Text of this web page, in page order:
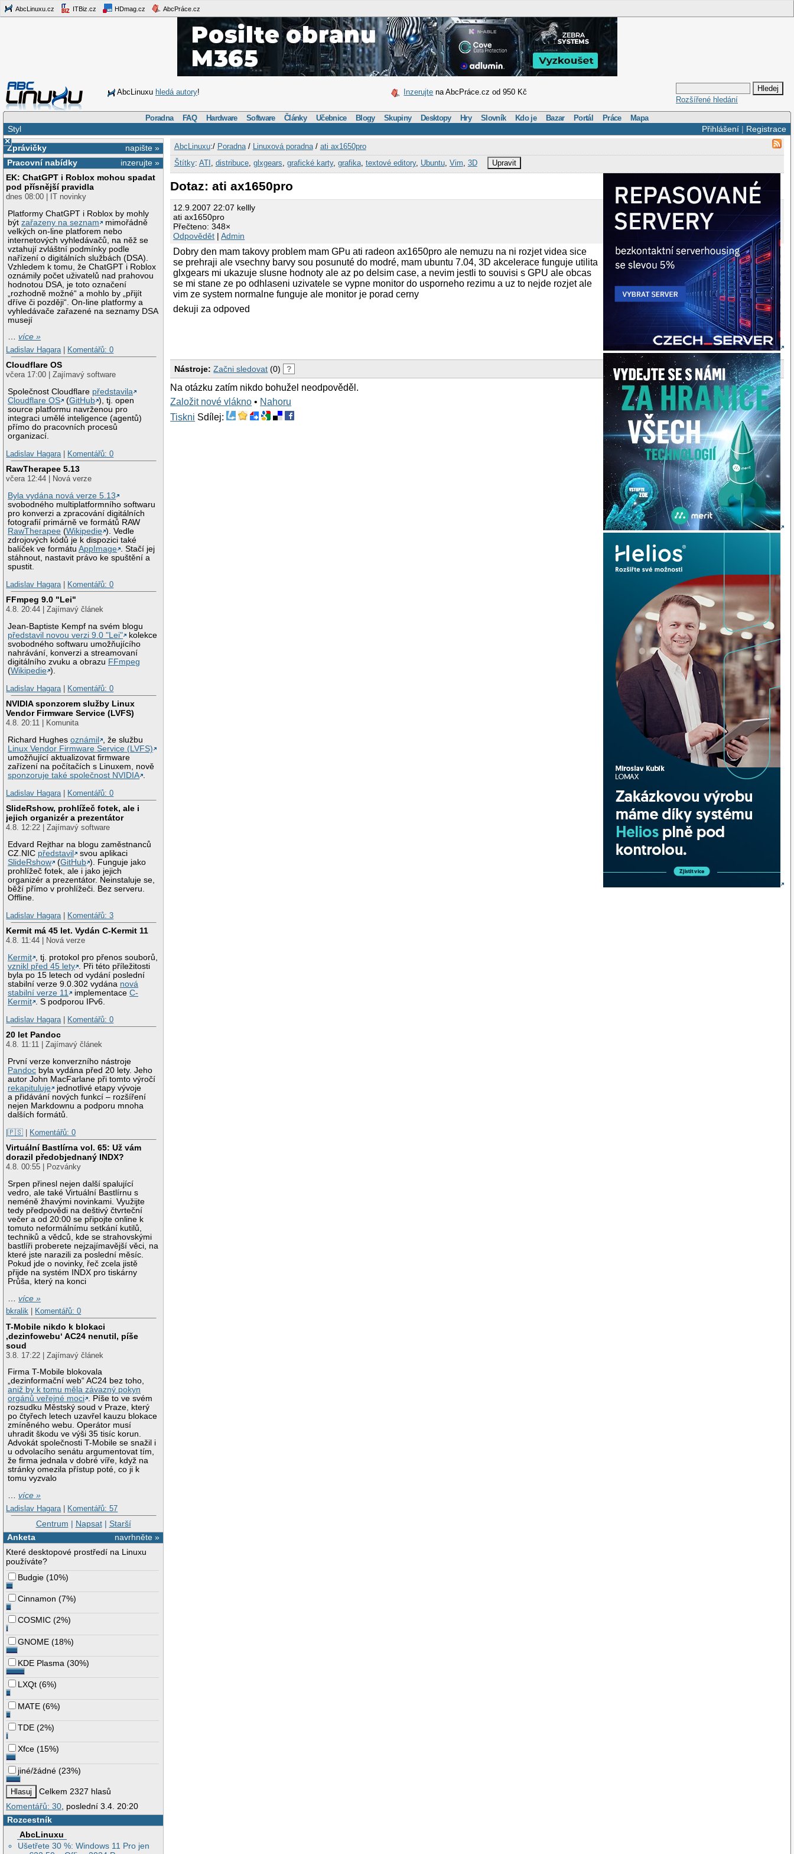
AbcLinuxu.cz ITBiz.cz HDmag.cz AbcPráce.cz
AbcLinuxu hledá autory! Inzerujte na AbcPráce.cz od 950 Kč
Rozšířené hledání
Poradna FAQ Hardware Software Články Učebnice Blogy Skupiny Desktopy Hry Slovník Kdo je Bazar Portál Práce Mapa
Přihlášení| Registrace
Styl
×
napište »
Zprávičky
inzerujte »
Pracovní nabídky
EK: ChatGPT i Roblox mohou spadat
pod přísnější pravidla
dnes 08:00 | IT novinky
Platformy ChatGPT i Roblox by mohly
býtzařazeny na seznam
mimořádně
velkých on-line platforem nebo
internetových vyhledávačů, na něž se
vztahují zvláštní podmínky podle
nařízení o digitálních službách (DSA).
Vzhledem k tomu, že ChatGPT i Roblox
oznámily počet uživatelů nad prahovou
hodnotou DSA, je toto označení
„rozhodně možné“ a mohlo by „přijít
dříve či později“. On-line platformy a
vyhledávače zařazené na seznamy DSA
musejí
…více »
Ladislav Hagara
Komentářů: 0
Cloudflare OS
včera 17:00 | Zajímavý software
Společnost Cloudflare představila
Cloudflare OS
(GitHub ), tj. open
source platformu navrženou pro
integraci umělé inteligence (agentů)
přímo do pracovních procesů
organizací.
Ladislav Hagara
Komentářů: 0
RawTherapee 5.13
včera 12:44 | Nová verze
Byla vydána nová verze 5.13
svobodného multiplatformního softwaru
pro konverzi a zpracování digitálních
fotografií primárně ve formátů RAW
RawTherapee (Wikipedie ). Vedle
zdrojových kódů je k dispozici také
balíček ve formátuAppImage . Stačí jej
stáhnout, nastavit právo ke spuštění a
spustit.
Ladislav Hagara
Komentářů: 0
FFmpeg 9.0 "Lei"
4.8. 20:44 | Zajímavý článek
Jean-Baptiste Kempf na svém blogu
představil novou verzi 9.0 "Lei"
kolekce
svobodného softwaru umožňujícího
nahrávání, konverzi a streamovaní
digitálního zvuku a obrazu FFmpeg
(Wikipedie ).
Ladislav Hagara
Komentářů: 0
NVIDIA sponzorem služby Linux
Vendor Firmware Service (LVFS)
4.8. 20:11 | Komunita
Richard Hughesoznámil
, že službu
Linux Vendor Firmware Service (LVFS)
umožňující aktualizovat firmware
zařízení na počítačích s Linuxem, nově
sponzoruje také společnost NVIDIA .
Ladislav Hagara | Komentářů: 0
SlideRshow, prohlížeč fotek, ale i
jejich organizér a prezentátor
4.8. 12:22 | Zajímavý software
Edvard Rejthar na blogu zaměstnanců
CZ.NIC představil
svou aplikaci
SlideRshow
(GitHub ). Funguje jako
prohlížeč fotek, ale i jako jejich
organizér a prezentátor. Neinstaluje se,
běží přímo v prohlížeči. Bez serveru.
Offline.
Ladislav Hagara | Komentářů: 3
Kermit má 45 let. Vydán C-Kermit 11
4.8. 11:44 | Nová verze
Kermit , tj. protokol pro přenos souborů,
vznikl před 45 lety . Při této příležitosti
byla po 15 letech od vydání poslední
stabilní verze 9.0.302 vydána nová
stabilní verze 11
implementaceC-
Kermit . S podporou IPv6.
Ladislav Hagara | Komentářů: 0
20 let Pandoc
4.8. 11:11 | Zajímavý článek
První verze konverzního nástroje
Pandoc byla vydána před 20 lety. Jeho
autor John MacFarlane při tomto výročí
rekapituluje
jednotlivé etapy vývoje
a přidávání nových funkcí – rozšíření
nejen Markdownu a podporu mnoha
dalších formátů.
|🇵🇸 | Komentářů: 0
Virtuální Bastlírna vol. 65: Už vám
dorazil předobjednaný INDX?
4.8. 00:55 | Pozvánky
Srpen přinesl nejen další spalující
vedro, ale také Virtuální Bastlírnu s
neméně žhavými novinkami. Využijte
tedy předpovědi na deštivý čtvrteční
večer a od 20:00 se připojte online k
tomuto neformálnímu setkání kutilů,
techniků a vědců, kde se strahovskými
bastlíři proberete nejzajímavější věci, na
které jste narazili za poslední měsíc.
Pokud jde o novinky, řeč zcela jistě
přijde na systém INDX pro tiskárny
Průša, který na konci
…více »
bkralik
Komentářů: 0
T-Mobile nikdo k blokaci
‚dezinfowebu‘ AC24 nenutil, píše
soud
3.8. 17:22 | Zajímavý článek
Firma T-Mobile blokovala
„dezinformační web“ AC24 bez toho,
aniž by k tomu měla závazný pokyn
orgánů veřejné moci . Píše to ve svém
rozsudku Městský soud v Praze, který
po čtyřech letech uzavřel kauzu blokace
zmíněného webu. Operátor musí
uhradit škodu ve výši 35 tisíc korun.
Advokát společnosti T-Mobile se snažil i
u odvolacího senátu argumentovat tím,
že firma jednala v dobré víře, když na
stránky omezila přístup poté, co ji k
tomu vyzvalo
…více »
Ladislav Hagara | Komentářů: 57
Centrum | Napsat| Starší
navrhněte »
Anketa
Které desktopové prostředí na Linuxu
používáte?
Budgie (10%)
Cinnamon (7%)
COSMIC (2%)
GNOME (18%)
KDE Plasma (30%)
LXQt (6%)
MATE (6%)
TDE (2%)
Xfce (15%)
jiné/žádné (23%)
Celkem 2327 hlasů
Komentářů: 30, poslední 3.4. 20:20
Rozcestník
AbcLinuxu
Ušetřete 30 %: Windows 11 Pro jen
AbcLinuxu:/ Poradna/ Linuxová poradna/ ati ax1650pro
Štítky: ATI distribuce, glxgears grafické karty, grafika, textové editory, Ubuntu, Vim 3D Upravit
Dotaz: ati ax1650pro
12.9.2007 22:07 kellly
ati ax1650pro
Přečteno: 348×
Odpovědět |Admin
Dobry den mam takovy problem mam GPu ati radeon ax1650pro ale nemuzu na ni rozjet videa sice
se prehraji ale vsechny barvy sou posunuté do modré, mam ubuntu 7.04, 3D akcelerace funguje utilita
glxgears mi ukazuje slusne hodnoty ale az po delsim case, a nevim jestli to souvisi s GPU ale obcas
se mi stane ze po odhlaseni uzivatele se vypne monitor do usporneho rezimu a uz to nejde rozjet ale
vim ze system normalne funguje ale monitor je porad cerny
dekuji za odpoved
Nástroje: Začni sledovat (0) ?
Na otázku zatím nikdo bohužel neodpověděl.
Založit nové vlákno • Nahoru
Tiskni Sdílej: